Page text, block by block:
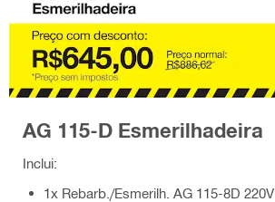
AG 115-D Esmerilhadeira
Inclui:
1x Rebarb./Esmerilh. AG 115-8D 220V